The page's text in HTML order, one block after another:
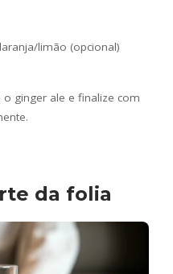
limão (opcional)
ginger ale e finalize com
da folia